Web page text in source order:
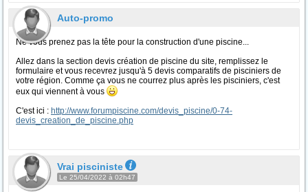
Auto-promo
Ne vous prenez pas la tête pour la construction d'une piscine...
Allez dans la section devis création de piscine du site, remplissez le
formulaire et vous recevrez jusqu'à 5 devis comparatifs de pisciniers de
votre région. Comme ça vous ne courrez plus après les pisciniers, c'est
eux qui viennent à vous
C'est ici : http://www.forumpiscine.com/devis_piscine/0-74-
devis_creation_de_piscine.php
Vrai pisciniste
Le 25/04/2022 à 02h47